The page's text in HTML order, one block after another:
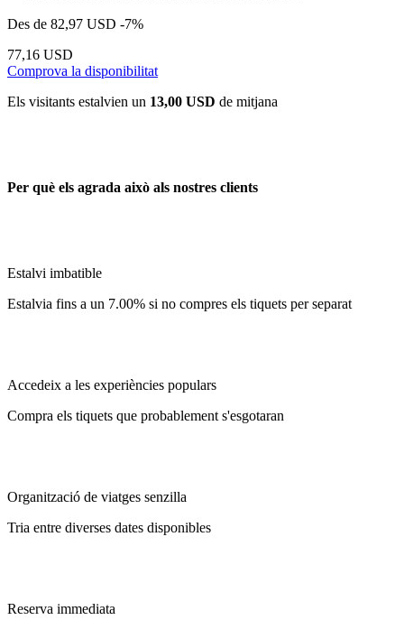
Des de 82,97 USD -7%
77,16 USD
Comprova la disponibilitat
Els visitants estalvien un 13,00 USD de mitjana
Per què els agrada això als nostres clients
Estalvi imbatible
Estalvia fins a un 7.00% si no compres els tiquets per separat
Accedeix a les experiències populars
Compra els tiquets que probablement s'esgotaran
Organització de viatges senzilla
Tria entre diverses dates disponibles
Reserva immediata